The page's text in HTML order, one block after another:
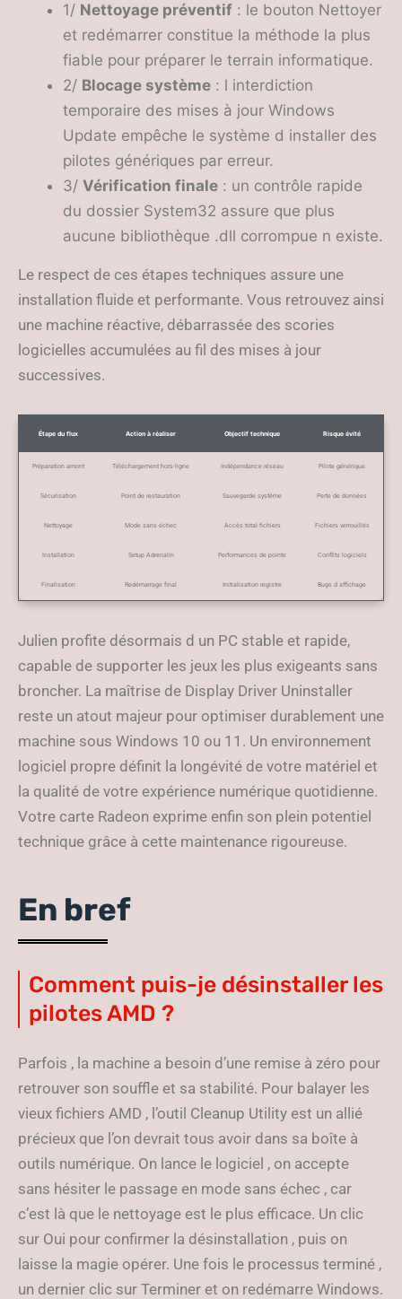
1/ Nettoyage préventif : le bouton Nettoyer
et redémarrer constitue la méthode la plus
fiable pour préparer le terrain informatique.
2/ Blocage système : l interdiction
temporaire des mises à jour Windows
Update empêche le système d installer des
pilotes génériques par erreur.
3/ Vérification finale : un contrôle rapide
du dossier System32 assure que plus
aucune bibliothèque .dll corrompue n existe.
Le respect de ces étapes techniques assure une
installation fluide et performante. Vous retrouvez ainsi
une machine réactive, débarrassée des scories
logicielles accumulées au fil des mises à jour
successives.
Étape du flux Action à réaliser Objectif technique Risque évité
Préparation amont Téléchargement hors-ligne Indépendance réseau Pilote générique
Sécurisation Point de restauration Sauvegarde système Perte de données
Nettoyage Mode sans échec Accès total fichiers Fichiers verrouillés
Installation Setup Adrenalin Performances de pointe Conflits logiciels
Finalisation Redémarrage final Initialisation registre Bugs d affichage
Julien profite désormais d un PC stable et rapide,
capable de supporter les jeux les plus exigeants sans
broncher. La maîtrise de Display Driver Uninstaller
reste un atout majeur pour optimiser durablement une
machine sous Windows 10 ou 11. Un environnement
logiciel propre définit la longévité de votre matériel et
la qualité de votre expérience numérique quotidienne.
Votre carte Radeon exprime enfin son plein potentiel
technique grâce à cette maintenance rigoureuse.
En bref
Comment puis-je désinstaller les
pilotes AMD ?
Parfois , la machine a besoin d’une remise à zéro pour
retrouver son souffle et sa stabilité. Pour balayer les
vieux fichiers AMD , l’outil Cleanup Utility est un allié
précieux que l’on devrait tous avoir dans sa boîte à
outils numérique. On lance le logiciel , on accepte
sans hésiter le passage en mode sans échec , car
c’est là que le nettoyage est le plus efficace. Un clic
sur Oui pour confirmer la désinstallation , puis on
laisse la magie opérer. Une fois le processus terminé ,
un dernier clic sur Terminer et on redémarre Windows.